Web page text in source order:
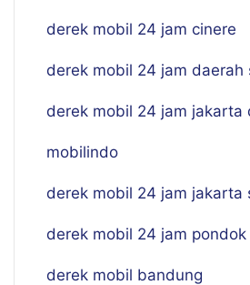
derek mobil 24 jam cinere
derek mobil 24 jam daerah
derek mobil 24 jam jakarta
mobilindo
derek mobil 24 jam jakarta
derek mobil 24 jam pondok
derek mobil bandung